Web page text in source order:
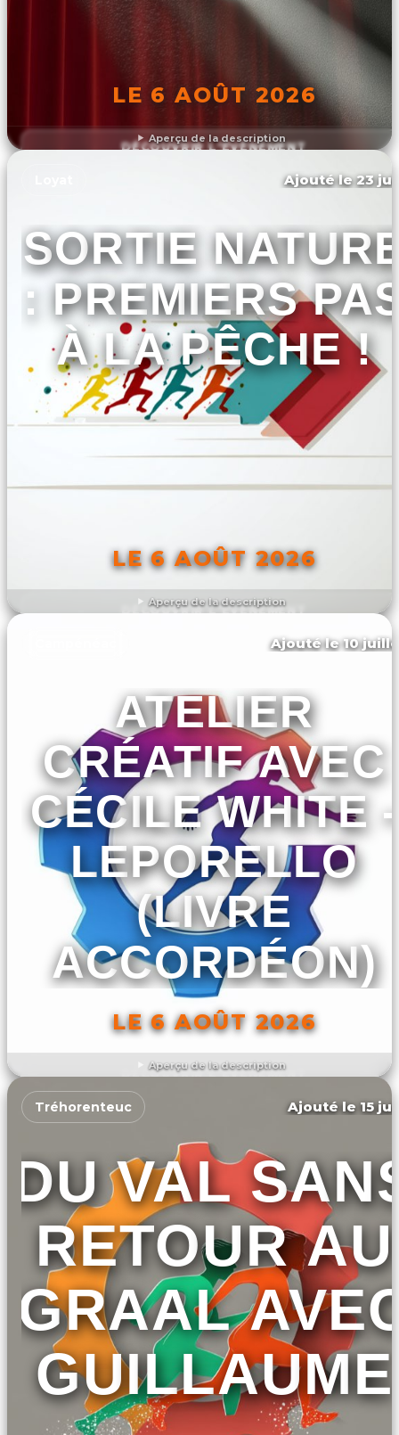
Aperçu de la description
LE 6 AOÛT 2026
DÉCOUVRIR L'ÉVÉNEMENT
Aperçu de la description
Ajouté le 23
SORTIE
: PREMIERS
À LA PÊCHE !
LE 6 AOÛT 2026
DÉCOUVRIR L'ÉVÉNEMENT
Aperçu de la description
Ajouté le 10
ATELIER
CRÉATIF AVEC
CÉCILE WHITE -
LEPORELLO
(LIVRE
ACCORDÉON)
LE 6 AOÛT 2026
DÉCOUVRIR L'ÉVÉNEMENT
Tréhorenteuc Ajouté le 15
DU VAL
RETOUR AU
GRAAL
GUILLAUME